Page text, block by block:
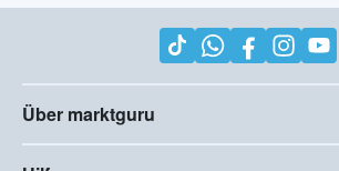
Über marktguru